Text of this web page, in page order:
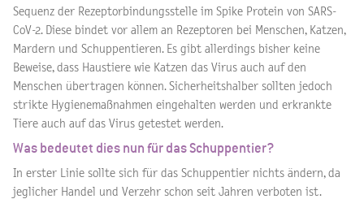
Sequenz der Rezeptorbindungsstelle im Spike Protein von SARS-
CoV-2. Diese bindet vor allem an Rezeptoren bei Menschen, Katzen,
Mardern und Schuppentieren. Es gibt allerdings bisher keine
Beweise, dass Haustiere wie Katzen das Virus auch auf den
Menschen übertragen können. Sicherheitshalber sollten jedoch
strikte Hygienemaßnahmen eingehalten werden und erkrankte
Tiere auch auf das Virus getestet werden.
Was bedeutet dies nun für das Schuppentier?
In erster Linie sollte sich für das Schuppentier nichts ändern, da
jeglicher Handel und Verzehr schon seit Jahren verboten ist.